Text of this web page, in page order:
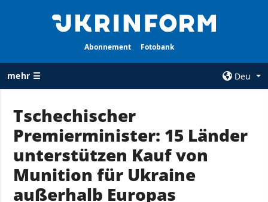
Abonnement Fotobank
mehr ☰
Deu
ALLE
RUBRIKEN
Krieg
Wiederaufbau
der Ukraine
AGENTUR
Über uns
Kontakte
services
Tschechischer
Premierminister: 15 Länder
unterstützen Kauf von
Munition für Ukraine
außerhalb Europas